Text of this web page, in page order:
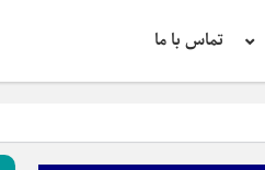
تماس با ما